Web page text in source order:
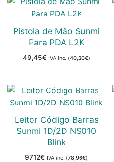
Pistola de Mão Sunmi
Para PDA L2K
49,45€ IVA inc. (40,20€)
Leitor Código Barras
Sunmi 1D/2D NS010
Blink
97,12€ IVA inc. (78,96€)